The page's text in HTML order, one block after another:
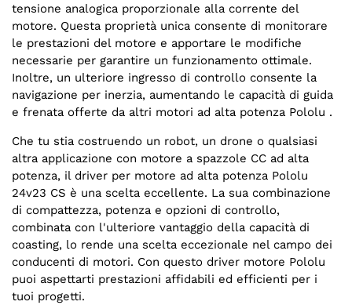
tensione analogica proporzionale alla corrente del
motore. Questa proprietà unica consente di monitorare
le prestazioni del motore e apportare le modifiche
necessarie per garantire un funzionamento ottimale.
Inoltre, un ulteriore ingresso di controllo consente la
navigazione per inerzia, aumentando le capacità di guida
e frenata offerte da altri motori ad alta potenza Pololu .
Che tu stia costruendo un robot, un drone o qualsiasi
altra applicazione con motore a spazzole CC ad alta
potenza, il driver per motore ad alta potenza Pololu
24v23 CS è una scelta eccellente. La sua combinazione
di compattezza, potenza e opzioni di controllo,
combinata con l'ulteriore vantaggio della capacità di
coasting, lo rende una scelta eccezionale nel campo dei
conducenti di motori. Con questo driver motore Pololu
puoi aspettarti prestazioni affidabili ed efficienti per i
tuoi progetti.